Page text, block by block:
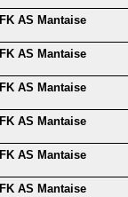
AS Mantaise
AS Mantaise
AS Mantaise
AS Mantaise
AS Mantaise
AS Mantaise